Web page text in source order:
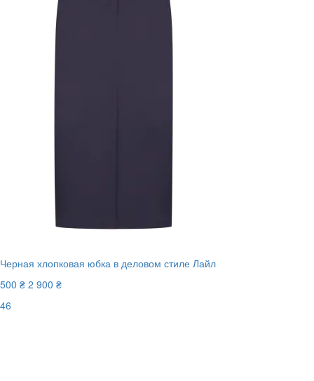
Черная хлопковая юбка в деловом стиле Лайл
500 ₴ 2 900 ₴
46